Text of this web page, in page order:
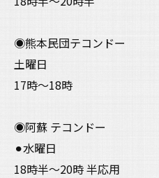
◉熊本民団テコンドー
土曜日
17時〜18時
◉阿蘇 テコンドー
⚫︎水曜日
18時半〜20時 半応用